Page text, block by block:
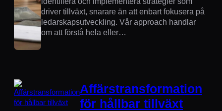
driver tillväxt, snarare än att enbart fokusera på
ledarskapsutveckling. Vår approach handlar
om att förstå hela eller…
Affärstransformation
för hållbar tillväxt